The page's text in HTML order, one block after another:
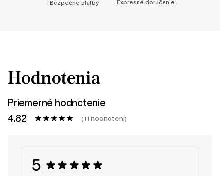
Bezpečné platby Expresné doručenie
Hodnotenia
Priemerné hodnotenie
4.82
(11 hodnotení)
5